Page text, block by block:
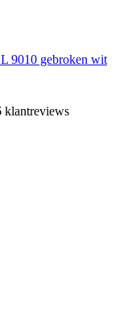
9010 gebroken wit
klantreviews